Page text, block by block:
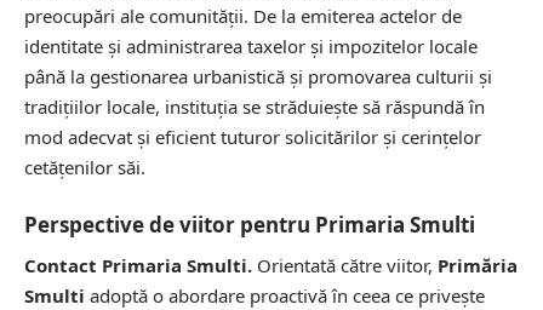
preocupări ale comunității. De la emiterea actelor de
identitate și administrarea taxelor și impozitelor locale
până la gestionarea urbanistică și promovarea culturii și
tradițiilor locale, instituția se străduiește să răspundă în
mod adecvat și eficient tuturor solicitărilor și cerințelor
cetățenilor săi.
Perspective de viitor pentru Primaria Smulti
Contact Primaria Smulti. Orientată către viitor, Primăria
Smulti adoptă o abordare proactivă în ceea ce privește